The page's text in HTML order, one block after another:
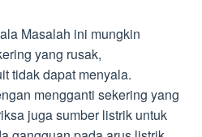
Masalah ini mungkin
yang rusak,
tidak dapat menyala.
mengganti sekering yang
juga sumber listrik untuk